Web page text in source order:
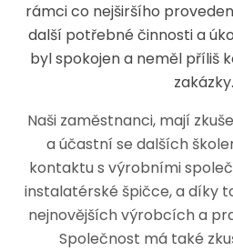
rámci co nejširšího
další potřebné činnosti a
byl spokojen a neměl příliš
zakázky.
Naši zaměstnanci, mají
a účastní se dalších
kontaktu s výrobními
instalatérské špičce, a díky
nejnovějších výrobcích a
Společnost má také